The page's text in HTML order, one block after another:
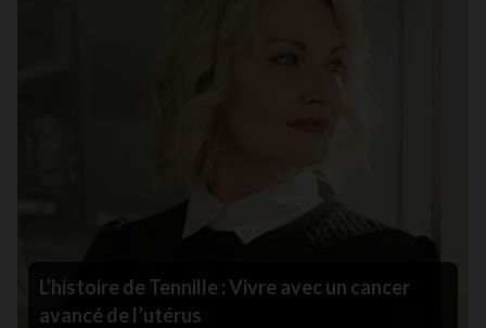
L’histoire de Tennille : Vivre avec un cancer
avancé de l’utérus